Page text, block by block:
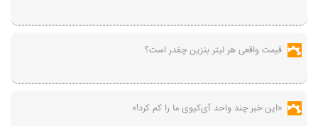
قیمت واقعی هر لیتر بنزین چقدر است؟
«این خبر چند واحد آی‌کیوی ما را کم کرد!»